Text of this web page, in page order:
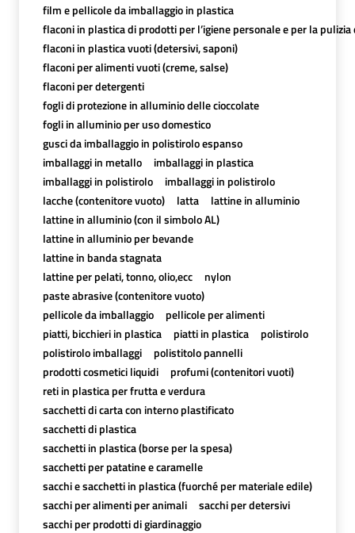
film e pellicole da imballaggio in plastica
flaconi in plastica di prodotti per l’igiene personale e per la pulizia
flaconi in plastica vuoti (detersivi, saponi)
flaconi per alimenti vuoti (creme, salse)
flaconi per detergenti
fogli di protezione in alluminio delle cioccolate
fogli in alluminio per uso domestico
gusci da imballaggio in polistirolo espanso
imballaggi in metallo
imballaggi in plastica
imballaggi in polistirolo
imballaggi in polistirolo
lacche (contenitore vuoto)
latta
lattine in alluminio
lattine in alluminio (con il simbolo AL)
lattine in alluminio per bevande
lattine in banda stagnata
lattine per pelati, tonno, olio,ecc
nylon
paste abrasive (contenitore vuoto)
pellicole da imballaggio
pellicole per alimenti
piatti, bicchieri in plastica
piatti in plastica
polistirolo
polistirolo imballaggi
polistitolo pannelli
prodotti cosmetici liquidi
profumi (contenitori vuoti)
reti in plastica per frutta e verdura
sacchetti di carta con interno plastificato
sacchetti di plastica
sacchetti in plastica (borse per la spesa)
sacchetti per patatine e caramelle
sacchi e sacchetti in plastica (fuorché per materiale edile)
sacchi per alimenti per animali
sacchi per detersivi
sacchi per prodotti di giardinaggio